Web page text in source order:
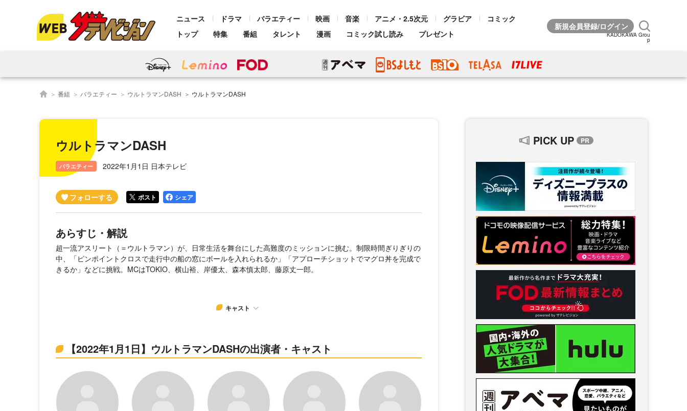
ニュース ドラマ バラエティー 映画 音楽 アニメ・2.5次元 グラビア
コミック
トップ
特集 番組 タレント 漫画 コミック試し読み プレゼント KADOKAWA Grou
p
番組 バラエティー ウルトラマンDASH ウルトラマンDASH
ウルトラマンDASH
バラエティー 2022年1月1日 日本テレビ
ポスト シェア
あらすじ・解説
超一流アスリート（＝ウルトラマン）が、日常生活を舞台にした高難度のミッションに挑む。制限時間ぎりぎりの
中、「ピンポイントクロスで走行中の船の窓にボールを入れられるか」「アプローチショットでマグロ丼を完成で
きるか」などに挑戦。MCはTOKIO、横山裕、岸優太、森本慎太郎、藤原丈一郎。
キャスト
【2022年1月1日】ウルトラマンDASHの出演者・キャスト
PICK UP